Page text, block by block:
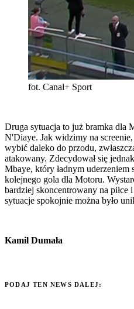
fot. Canal+ Sport
Druga sytuacja to już bramka dla
N'Diaye. Jak widzimy na screenie,
wybić daleko do przodu,
atakowany. Zdecydował się
Mbaye, który ładnym uderzeniem
kolejnego gola dla Motoru.
bardziej skoncentrowany na piłce
sytuacje spokojnie można było
Kamil Dumała
PODAJ TEN NEWS DALEJ: